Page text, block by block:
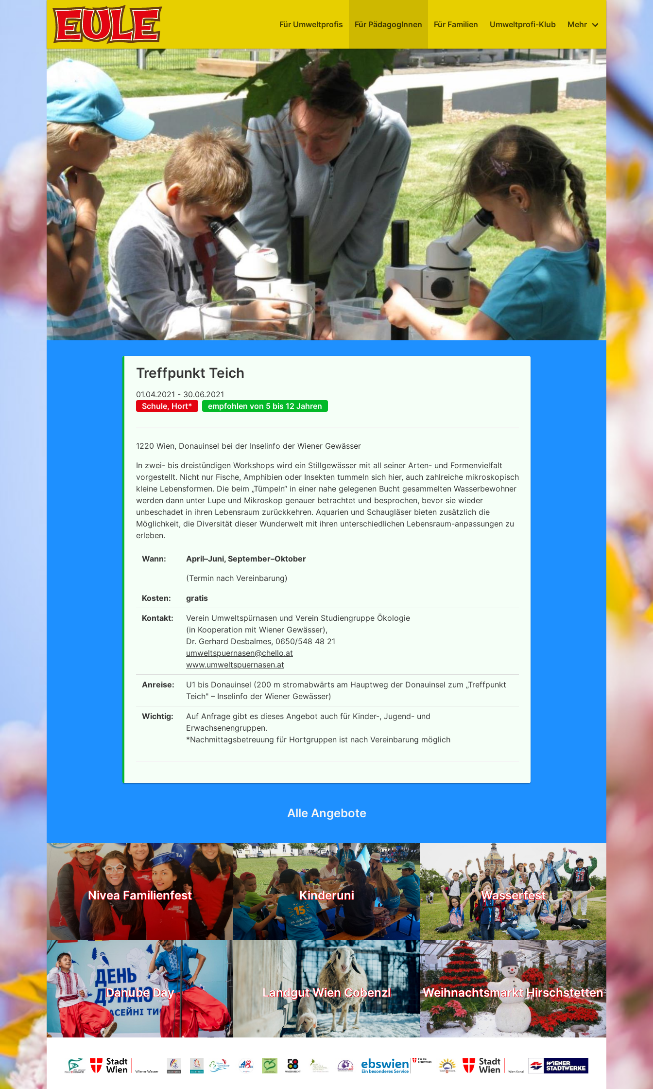
Für Umweltprofis Für PädagogInnen Für Familien Umweltprofi-Klub Mehr
Treffpunkt Teich
01.04.2021 - 30.06.2021
Schule, Hort*
empfohlen von 5 bis 12 Jahren
1220 Wien, Donauinsel bei der Inselinfo der Wiener Gewässer
In zwei- bis dreistündigen Workshops wird ein Stillgewässer mit all seiner Arten- und Formenvielfalt
vorgestellt. Nicht nur Fische, Amphibien oder Insekten tummeln sich hier, auch zahlreiche mikroskopisch
kleine Lebensformen. Die beim „Tümpeln“ in einer nahe gelegenen Bucht gesammelten Wasserbewohner
werden dann unter Lupe und Mikroskop genauer betrachtet und besprochen, bevor sie wieder
unbeschadet in ihren Lebensraum zurückkehren. Aquarien und Schaugläser bieten zusätzlich die
Möglichkeit, die Diversität dieser Wunderwelt mit ihren unterschiedlichen Lebensraum-anpassungen zu
erleben.
Wann:
April–Juni, September–Oktober
(Termin nach Vereinbarung)
Kosten: gratis
Kontakt:
Verein Umweltspürnasen und Verein Studiengruppe Ökologie
(in Kooperation mit Wiener Gewässer),
Dr. Gerhard Desbalmes, 0650/548 48 21
umweltspuernasen@chello.at
www.umweltspuernasen.at
Anreise:
U1 bis Donauinsel (200 m stromabwärts am Hauptweg der Donauinsel zum „Treffpunkt
Teich" – Inselinfo der Wiener Gewässer)
Wichtig:
Auf Anfrage gibt es dieses Angebot auch für Kinder-, Jugend- und
Erwachsenengruppen.
*Nachmittagsbetreuung für Hortgruppen ist nach Vereinbarung möglich
Alle Angebote
Nivea Familienfest Kinderuni Wasserfest
Danube Day Landgut Wien Cobenzl Weihnachtsmarkt Hirschstetten